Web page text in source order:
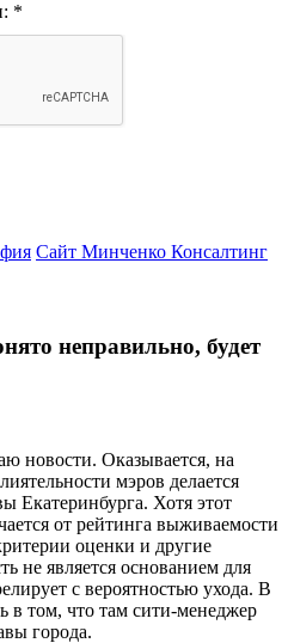
*
Сайт Минченко Консалтинг
неправильно, будет
новости. Оказывается, на
мэров делается
Екатеринбурга. Хотя этот
от рейтинга выживаемости
оценки и другие
не является основанием для
с вероятностью ухода. В
в том, что там сити-менеджер
города.